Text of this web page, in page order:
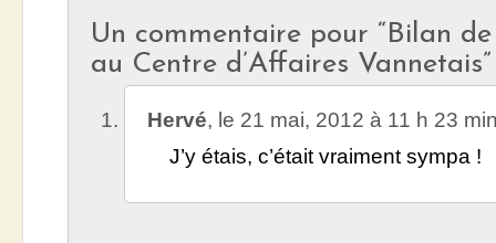
Un commentaire pour “Bilan
au Centre d’Affaires Vannetais”
Hervé, le 21 mai, 2012 à 11 h 23
J’y étais, c’était vraiment sympa !